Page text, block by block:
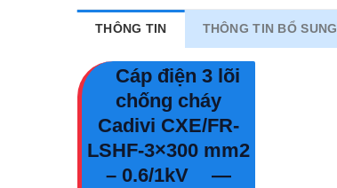
THÔNG TIN THÔNG TIN BỔ SUNG
Cáp điện 3 lõi
chống cháy
Cadivi CXE/FR-
LSHF-3×300 mm2
– 0.6/1kV
—